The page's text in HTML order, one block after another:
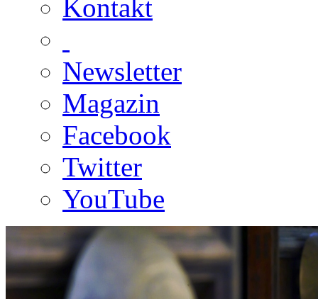
Kontakt
Newsletter
Magazin
Facebook
Twitter
YouTube